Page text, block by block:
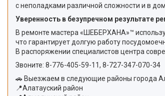
с неполадками различной сложности и в
Уверенность в безупречном результате
В ремонте мастера «ШЕБЕРХАНА»™
что гарантирует долгую работу
В распоряжении специалистов центра
Звоните: 8-776-405-59-11, 8-727-347-070-34
🚗 Выезжаем в следующие районы города
📍Алатауский район